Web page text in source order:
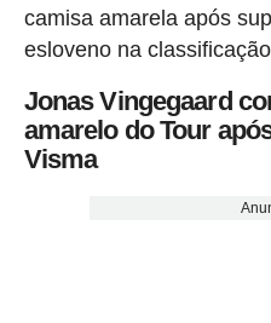
camisa amarela após
esloveno na
Jonas Vingegaard
amarelo do Tour
Visma